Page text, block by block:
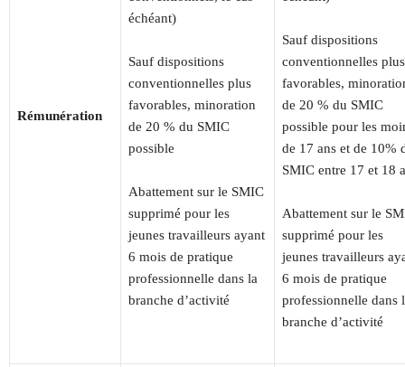
Rémunération
échéant)
Sauf dispositions
conventionnelles plus
favorables, minoration
de 20 % du SMIC
possible
Abattement sur le SMIC
supprimé pour les
jeunes travailleurs ayant
6 mois de pratique
professionnelle dans la
branche d’activité
Sauf dispositions
conventionnelles plus
favorables,
de 20 % du SMIC
possible pour les
de 17 ans et de 10%
SMIC entre 17 et 18
Abattement sur le
supprimé pour les
jeunes travailleurs
6 mois de pratique
professionnelle dans
branche d’activité